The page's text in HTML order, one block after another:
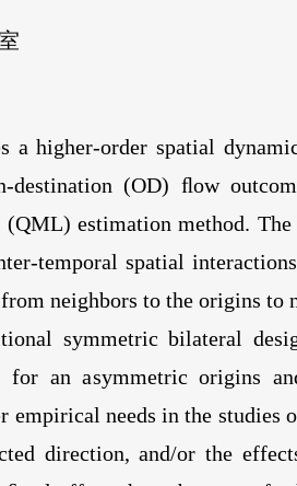
a higher-order spatial
destination (OD) ﬂow
estimation method. The
temporal spatial
neighbors to the origins to
symmetric bilateral
an asymmetric origins
empirical needs in the
direction, and/or the